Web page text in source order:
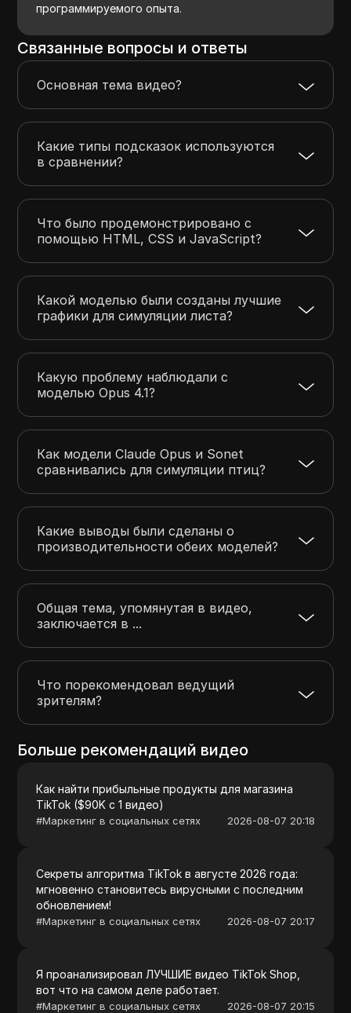
программируемого опыта.
Связанные вопросы и ответы
Основная тема видео?
Какие типы подсказок используются
в сравнении?
Что было продемонстрировано с
помощью HTML, CSS и JavaScript?
Какой моделью были созданы лучшие
графики для симуляции листа?
Какую проблему наблюдали с
моделью Opus 4.1?
Как модели Claude Opus и Sonet
сравнивались для симуляции птиц?
Какие выводы были сделаны о
производительности обеих моделей?
Общая тема, упомянутая в видео,
заключается в ...
Что порекомендовал ведущий
зрителям?
Больше рекомендаций видео
Как найти прибыльные продукты для магазина
TikTok ($90K с 1 видео)
#Маркетинг в социальных сетях 2026-08-07 20:18
Секреты алгоритма TikTok в августе 2026 года:
мгновенно становитесь вирусными с последним
обновлением!
#Маркетинг в социальных сетях 2026-08-07 20:17
Я проанализировал ЛУЧШИЕ видео TikTok Shop,
вот что на самом деле работает.
#Маркетинг в социальных сетях 2026-08-07 20:15